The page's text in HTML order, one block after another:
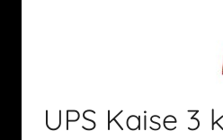
UPS Kaise 3